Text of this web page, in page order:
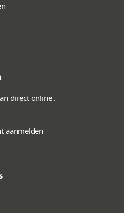
direct online..
aanmelden